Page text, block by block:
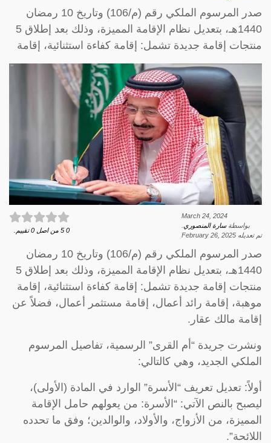
صدر المرسوم الملكي رقم (م/106) وتاريخ 10 رمضان
1440هـ، بتعديل نظام الإقامة المميزة، وذلك بعد إطلاق 5
منتجات إقامة جديدة تشمل: إقامة كفاءة استثنائية، إقامة
March 24, 2024
بواسطةسارة المنصوري
تم تعديله February 26, 2025
0
5 من اصل 0 تقييم.
صدر المرسوم الملكي رقم (م/106) وتاريخ 10 رمضان
1440هـ، بتعديل نظام الإقامة المميزة، وذلك بعد إطلاق 5
منتجات إقامة جديدة تشمل: إقامة كفاءة استثنائية، إقامة
موهبة، إقامة رائد أعمال، إقامة مستثمر أعمال، فضلاً عن
إقامة مالك عقار.
ونشرت جريدة “أم القرى” الرسمية، تفاصيل المرسوم
الملكي الجديد، وهي كالتالي:
أولاً: تعديل تعريف “الأسرة” الوارد في المادة (الأولى)،
ليصبح بالنص الآتي: “الأسرة: من يعولهم حامل الإقامة
المميزة، من الأزواج، والأولاد، والوالدين؛ وفق ما تحدده
اللائحة”.